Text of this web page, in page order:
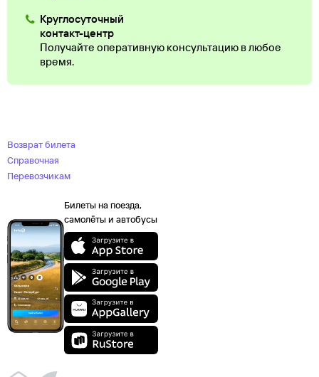
Круглосуточный
контакт-центр
Получайте оперативную консультацию в любое
время.
Возврат билета
Справочная
Перевозчикам
Билеты на поезда,
самолёты и автобусы